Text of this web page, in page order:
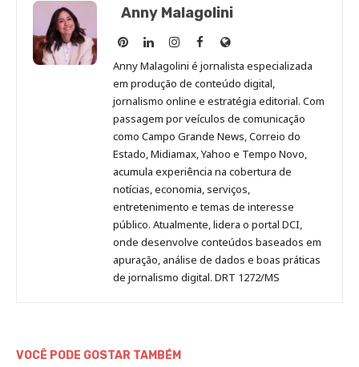
Anny Malagolini
Anny
Malagolini
no
Pinterest
Anny
Malagolini
no
LinkedIn
Anny
Malagolini
no
Instagram
Anny
Malagolini
no
Facebook
Site
de
Anny
Malagolini
Anny Malagolini é jornalista especializada
em produção de conteúdo digital,
jornalismo online e estratégia editorial. Com
passagem por veículos de comunicação
como Campo Grande News, Correio do
Estado, Midiamax, Yahoo e Tempo Novo,
acumula experiência na cobertura de
notícias, economia, serviços,
entretenimento e temas de interesse
público. Atualmente, lidera o portal DCI,
onde desenvolve conteúdos baseados em
apuração, análise de dados e boas práticas
de jornalismo digital. DRT 1272/MS
VOCÊ PODE GOSTAR TAMBÉM